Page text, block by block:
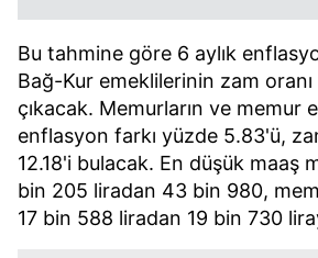
Bu tahmine göre 6 aylık
Bağ-Kur emeklilerinin zam oranı
çıkacak. Memurların ve memur
enflasyon farkı yüzde 5.83'ü,
12.18'i bulacak. En düşük maaş
bin 205 liradan 43 bin 980,
17 bin 588 liradan 19 bin 730